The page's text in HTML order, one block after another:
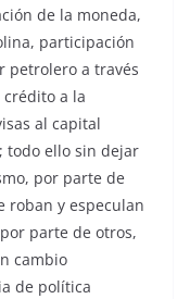
de la moneda,
participación
petrolero a través
a la
al capital
todo ello sin dejar
por parte de
roban y especulan
parte de otros,
cambio
de política